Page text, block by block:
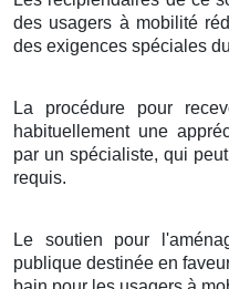
des usagers à mobilité
des exigences spéciales
La procédure pour
habituellement une
par un spécialiste, qui
requis.
Le soutien pour
publique destinée en